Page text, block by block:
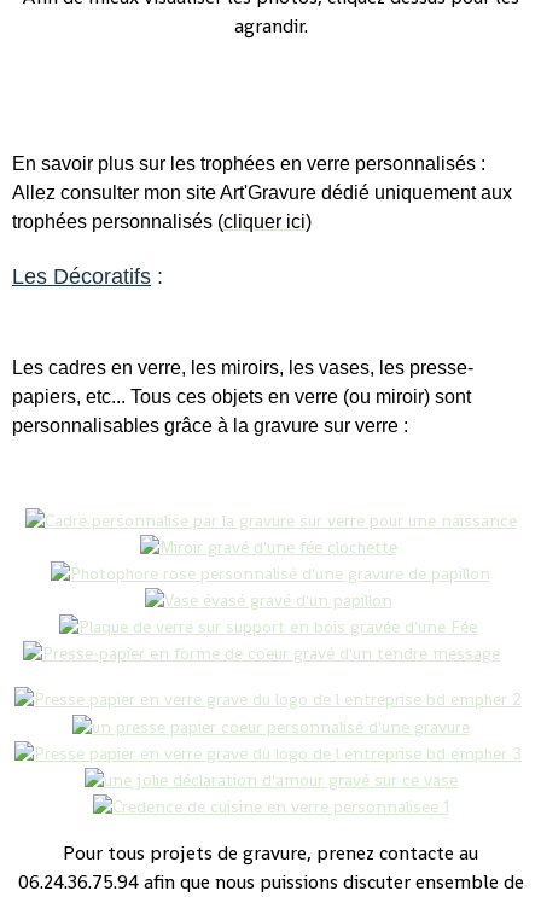
agrandir.
En savoir plus sur les trophées en verre personnalisés :
Allez consulter mon site Art'Gravure dédié uniquement aux
trophées personnalisés (cliquer ici)
Les Décoratifs :
Les cadres en verre, les miroirs, les vases, les presse-
papiers, etc... Tous ces objets en verre (ou miroir) sont
personnalisables grâce à la gravure sur verre :
Pour tous projets de gravure, prenez contacte au
06.24.36.75.94 afin que nous puissions discuter ensemble de